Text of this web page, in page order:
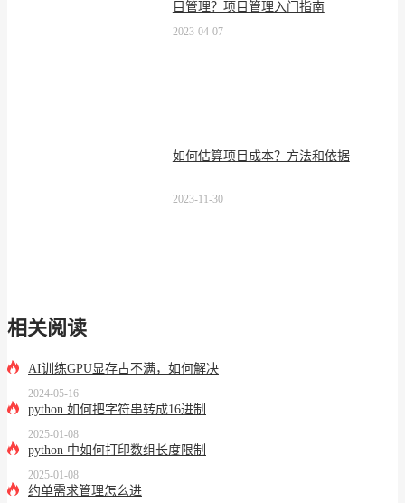
目管理？项目管理入门指南
2023-04-07
如何估算项目成本？方法和依据
2023-11-30
相关阅读
AI训练GPU显存占不满，如何解决
2024-05-16
python 如何把字符串转成16进制
2025-01-08
python 中如何打印数组长度限制
2025-01-08
约单需求管理怎么进